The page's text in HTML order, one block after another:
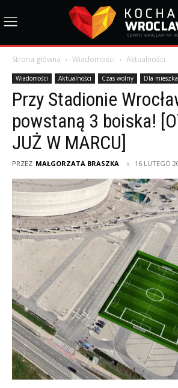
Strona główna Wiadomości Aktualności
Wiadomości Aktualności Czas wolny Dla
Przy Stadionie
powstaną 3 boiska!
JUŻ W MARCU]
PRZEZ MAŁGORZATA BRASZKA 16 LUTEGO